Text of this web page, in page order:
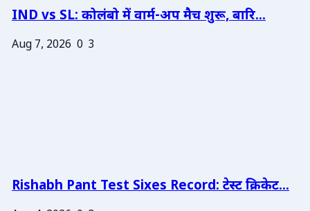
IND vs SL: कोलंबो में वार्म-अप मैच शुरू, बारि...
Aug 7, 2026 0 3
Rishabh Pant Test Sixes Record: टेस्ट क्रिकेट...